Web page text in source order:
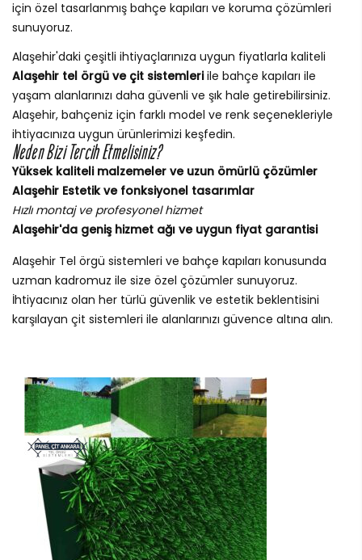
için özel tasarlanmış bahçe kapıları ve koruma çözümleri
sunuyoruz.
Alaşehir'daki çeşitli ihtiyaçlarınıza uygun fiyatlarla kaliteli
Alaşehir tel örgü ve çit sistemleriile bahçe kapıları ile
yaşam alanlarınızı daha güvenli ve şık hale getirebilirsiniz.
Alaşehir, bahçeniz için farklı model ve renk seçenekleriyle
ihtiyacınıza uygun ürünlerimizi keşfedin.
Neden Bizi Tercih Etmelisiniz?
Yüksek kaliteli malzemeler ve uzun ömürlü çözümler
Alaşehir Estetik ve fonksiyonel tasarımlar
Hızlı montaj ve profesyonel hizmet
Alaşehir'da geniş hizmet ağı ve uygun fiyat garantisi
Alaşehir Tel örgü sistemleri ve bahçe kapıları konusunda
uzman kadromuz ile size özel çözümler sunuyoruz.
İhtiyacınız olan her türlü güvenlik ve estetik beklentisini
karşılayan çit sistemleri ile alanlarınızı güvence altına alın.